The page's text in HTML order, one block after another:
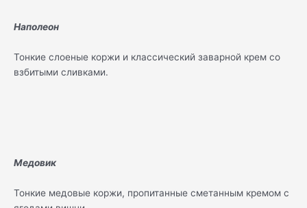
Наполеон
Тонкие слоеные коржи и классический заварной крем со
взбитыми сливками.
Медовик
Тонкие медовые коржи, пропитанные сметанным кремом с